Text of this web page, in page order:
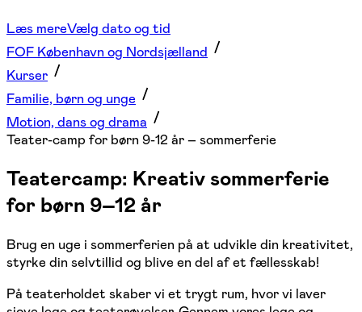
Læs mereVælg dato og tid
FOF København og Nordsjælland
Kurser
Familie, børn og unge
Motion, dans og drama
Teater-camp for børn 9-12 år – sommerferie
Teatercamp: Kreativ sommerferie
for børn 9–12 år
Brug en uge i sommerferien på at udvikle din kreativitet,
styrke din selvtillid og blive en del af et fællesskab!
På teaterholdet skaber vi et trygt rum, hvor vi laver